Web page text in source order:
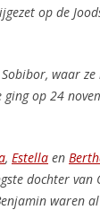
op de
waar
ging op 24
, Estella en
dochter van
waren